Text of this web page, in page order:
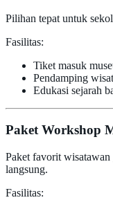
Pilihan tepat untuk
Fasilitas:
Tiket masuk
Pendamping
Edukasi sejarah
Paket Workshop
Paket favorit
langsung.
Fasilitas: